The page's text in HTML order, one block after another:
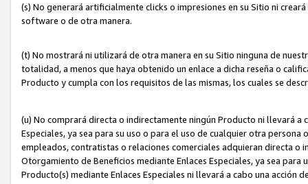
(s) No generará artificialmente clicks o impresiones en su Sitio ni
software o de otra manera.
(t) No mostrará ni utilizará de otra manera en su Sitio ninguna de
totalidad, a menos que haya obtenido un enlace a dicha reseña o
Producto y cumpla con los requisitos de las mismas, los cuales se
(u) No comprará directa o indirectamente ningún Producto ni llevará a
Especiales, ya sea para su uso o para el uso de cualquier otra
empleados, contratistas o relaciones comerciales adquieran directa o
Otorgamiento de Beneficios mediante Enlaces Especiales, ya sea
Producto(s) mediante Enlaces Especiales ni llevará a cabo una